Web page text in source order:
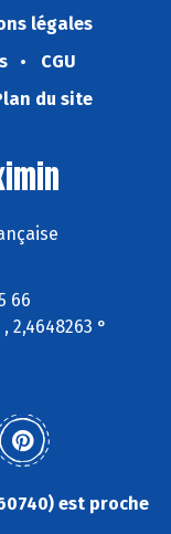
légales
CGU
du site
66
2,4648263 °
est proche